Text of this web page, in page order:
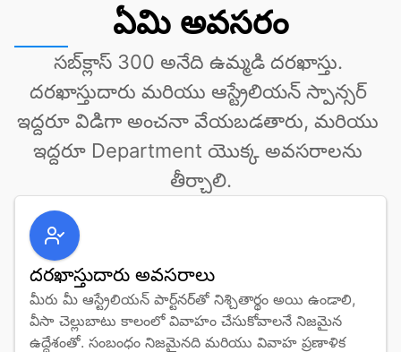
ఏమి అవసరం
సబ్‌క్లాస్ 300 అనేది ఉమ్మడి దరఖాస్తు.
దరఖాస్తుదారు మరియు ఆస్ట్రేలియన్ స్పాన్సర్
ఇద్దరూ విడిగా అంచనా వేయబడతారు, మరియు
ఇద్దరూ Department యొక్క అవసరాలను
తీర్చాలి.
దరఖాస్తుదారు అవసరాలు
మీరు మీ ఆస్ట్రేలియన్ పార్ట్‌నర్‌తో నిశ్చితార్థం అయి ఉండాలి,
వీసా చెల్లుబాటు కాలంలో వివాహం చేసుకోవాలనే నిజమైన
ఉద్దేశంతో. సంబంధం నిజమైనది మరియు వివాహ ప్రణాళిక